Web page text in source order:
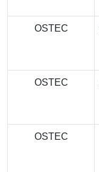
OSTEC
OSTEC
OSTEC